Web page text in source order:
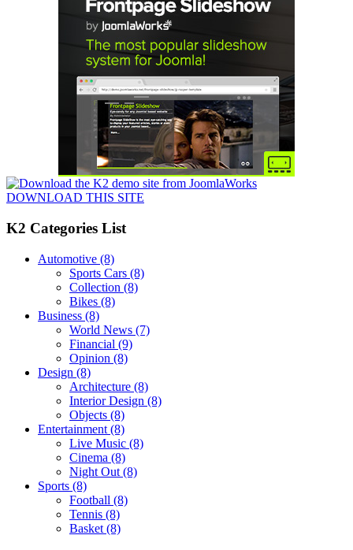
DOWNLOAD THIS SITE
K2 Categories List
Automotive (8)
Sports Cars (8)
Collection (8)
Bikes (8)
Business (8)
World News (7)
Financial (9)
Opinion (8)
Design (8)
Architecture (8)
Interior Design (8)
Objects (8)
Entertainment (8)
Live Music (8)
Cinema (8)
Night Out (8)
Sports (8)
Football (8)
Tennis (8)
Basket (8)